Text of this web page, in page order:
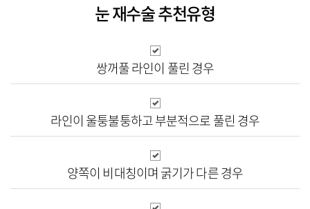
눈 재수술 추천유형
쌍꺼풀 라인이 풀린 경우
라인이 울퉁불퉁하고부분적으로 풀린 경우
양쪽이 비대칭이며 굵기가 다른 경우